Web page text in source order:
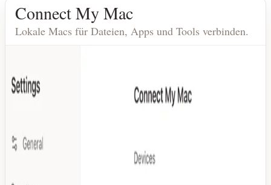
Connect My Mac
Lokale Macs für Dateien, Apps und Tools verbinden.